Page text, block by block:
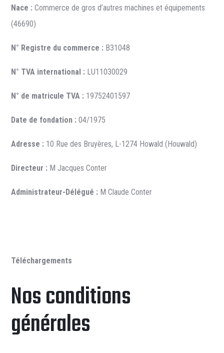
Nace : Commerce de gros d’autres machines et équipements
(46690)
N° Registre du commerce : B31048
N° TVA international : LU11030029
N° de matricule TVA : 19752401597
Date de fondation : 04/1975
Adresse : 10 Rue des Bruyères, L-1274 Howald (Houwald)
Directeur : M Jacques Conter
Administrateur-Délégué : M Claude Conter
Téléchargements
Nos conditions
générales